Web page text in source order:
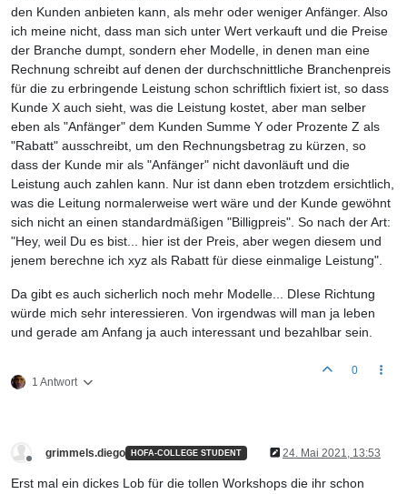
den Kunden anbieten kann, als mehr oder weniger Anfänger. Also
ich meine nicht, dass man sich unter Wert verkauft und die Preise
der Branche dumpt, sondern eher Modelle, in denen man eine
Rechnung schreibt auf denen der durchschnittliche Branchenpreis
für die zu erbringende Leistung schon schriftlich fixiert ist, so dass
Kunde X auch sieht, was die Leistung kostet, aber man selber
eben als "Anfänger" dem Kunden Summe Y oder Prozente Z als
"Rabatt" ausschreibt, um den Rechnungsbetrag zu kürzen, so
dass der Kunde mir als "Anfänger" nicht davonläuft und die
Leistung auch zahlen kann. Nur ist dann eben trotzdem ersichtlich,
was die Leitung normalerweise wert wäre und der Kunde gewöhnt
sich nicht an einen standardmäßigen "Billigpreis". So nach der Art:
"Hey, weil Du es bist... hier ist der Preis, aber wegen diesem und
jenem berechne ich xyz als Rabatt für diese einmalige Leistung".
Da gibt es auch sicherlich noch mehr Modelle... DIese Richtung
würde mich sehr interessieren. Von irgendwas will man ja leben
und gerade am Anfang ja auch interessant und bezahlbar sein.
1 Antwort
0
grimmels.diego HOFA-COLLEGE STUDENT 24. Mai 2021, 13:53
Erst mal ein dickes Lob für die tollen Workshops die ihr schon